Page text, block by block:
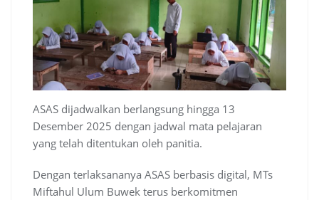
ASAS dijadwalkan berlangsung hingga 13
Desember 2025 dengan jadwal mata pelajaran
yang telah ditentukan oleh panitia.
Dengan terlaksananya ASAS berbasis digital, MTs
Miftahul Ulum Buwek terus berkomitmen